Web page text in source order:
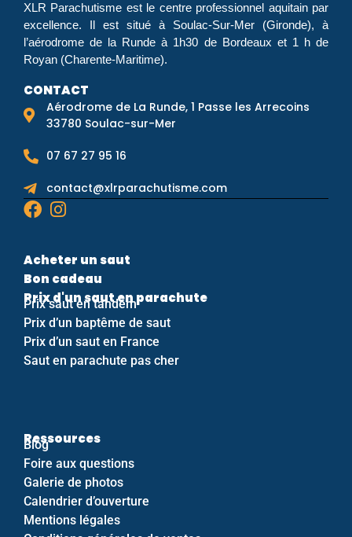
XLR Parachutisme est le centre professionnel aquitain par
excellence. Il est situé à Soulac-Sur-Mer (Gironde), à
l’aérodrome de la Runde à 1h30 de Bordeaux et 1 h de
Royan (Charente-Maritime).
CONTACT
Aérodrome de La Runde, 1 Passe les Arrecoins
33780 Soulac-sur-Mer
07 67 27 95 16
contact@xlrparachutisme.com
Acheter un saut
Bon cadeau
Prix d'un saut en parachute
Prix saut en tandem
Prix d’un baptême de saut
Prix d’un saut en France
Saut en parachute pas cher
Ressources
Blog
Foire aux questions
Galerie de photos
Calendrier d’ouverture
Mentions légales